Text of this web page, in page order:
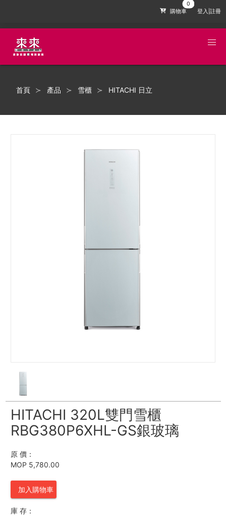
購物車 登入|註冊
首頁 產品 雪櫃 HITACHI 日立
HITACHI 320L雙門雪櫃
RBG380P6XHL-GS銀玻璃
原 價：
MOP 5,780.00
加入購物車
庫 存：